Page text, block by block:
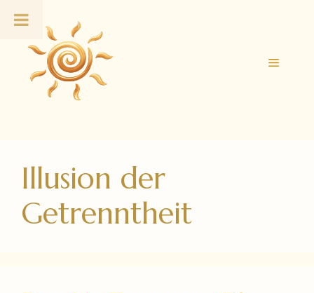
Inhalt
springen
Menü
Illusion der
Getrenntheit